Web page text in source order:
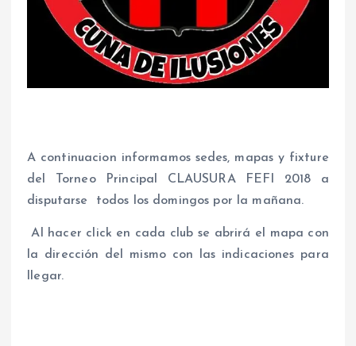
A continuacion informamos sedes, mapas y fixture
del Torneo Principal CLAUSURA FEFI 2018 a
disputarse todos los domingos por la mañana.
Al hacer click en cada club se abrirá el mapa con
la dirección del mismo con las indicaciones para
llegar.